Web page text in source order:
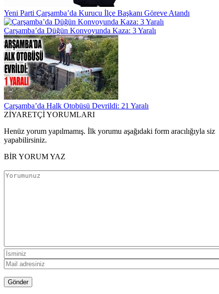
Yeni Parti Çarşamba’da Kurucu İlçe Başkanı Göreve Atandı
Çarşamba’da Düğün Konvoyunda Kaza: 3 Yaralı
Çarşamba’da Halk Otobüsü Devrildi: 21 Yaralı
ZİYARETÇİ YORUMLARI
Henüz yorum yapılmamış. İlk yorumu aşağıdaki form aracılığıyla siz
yapabilirsiniz.
BİR YORUM YAZ